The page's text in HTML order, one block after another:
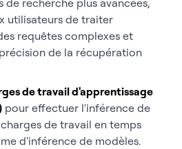
utilisateurs de traiter
requêtes complexes et
de la récupération
de travail d'apprentissage
pour effectuer l'inférence de
de travail en temps
d'inférence de modèles.